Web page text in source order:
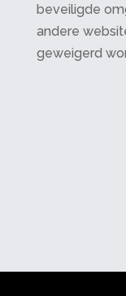
beveiligde
andere
geweigerd